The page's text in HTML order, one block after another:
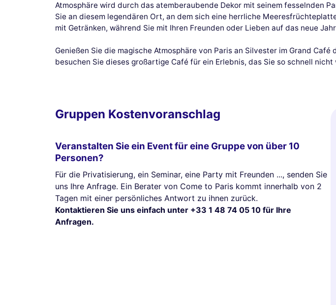
Atmosphäre wird durch das atemberaubende Dekor mit seinem fesselnden
Sie an diesem legendären Ort, an dem sich eine herrliche
mit Getränken, während Sie mit Ihren Freunden oder Lieben auf das neue
Genießen Sie die magische Atmosphäre von Paris an Silvester im Grand
besuchen Sie dieses großartige Café für ein Erlebnis, das Sie so schnell nicht
Gruppen Kostenvoranschlag
Veranstalten Sie ein Event für eine Gruppe von über 10
Personen?
Für die Privatisierung, ein Seminar, eine Party mit Freunden ..., senden Sie
uns Ihre Anfrage. Ein Berater von Come to Paris kommt innerhalb von 2
Tagen mit einer persönliches Antwort zu ihnen zurück.
Kontaktieren Sie uns einfach unter +33 1 48 74 05 10 für Ihre
Anfragen.